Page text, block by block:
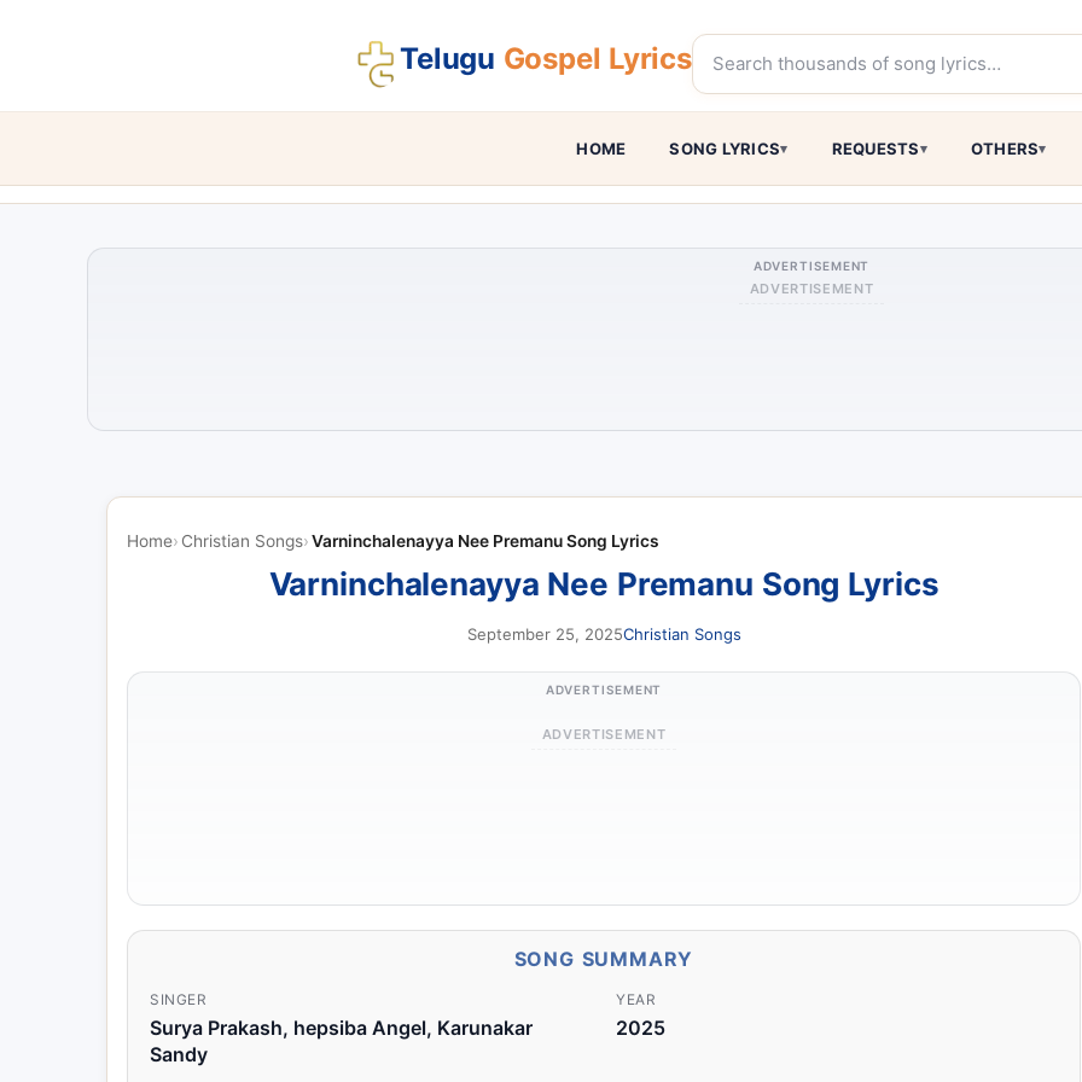
Telugu Gospel Lyrics
HOME SONG LYRICS REQUESTS OTHERS
ADVERTISEMENT
ADVERTISEMENT
Home Christian Songs Varninchalenayya Nee Premanu Song Lyrics
Varninchalenayya Nee Premanu Song Lyrics
September 25, 2025Christian Songs
ADVERTISEMENT
ADVERTISEMENT
SONG SUMMARY
SINGER
Surya Prakash, hepsiba Angel, Karunakar
Sandy
YEAR
2025